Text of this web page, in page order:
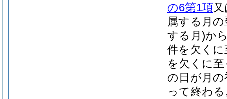
の6第1項
属する月
する月)か
件を欠く
を欠くに
の日が月
って終わ